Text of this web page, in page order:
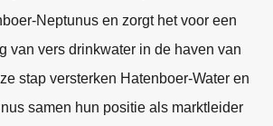
Neptunus en zorgt het voor een
van vers drinkwater in de haven van
stap versterken Hatenboer-Water en
samen hun positie als marktleider